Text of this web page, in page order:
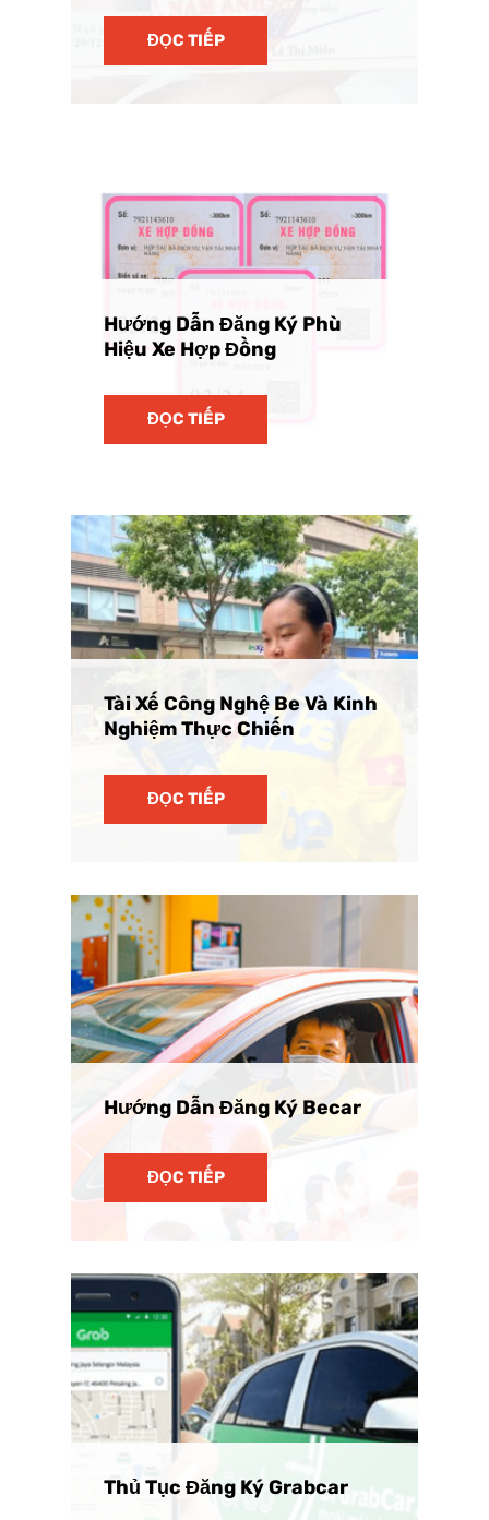
ĐỌC TIẾP
Hướng Dẫn Đăng Ký Phù
Hiệu Xe Hợp Đồng
ĐỌC TIẾP
Tài Xế Công Nghệ Be Và Kinh
Nghiệm Thực Chiến
ĐỌC TIẾP
Hướng Dẫn Đăng Ký Becar
ĐỌC TIẾP
Thủ Tục Đăng Ký Grabcar